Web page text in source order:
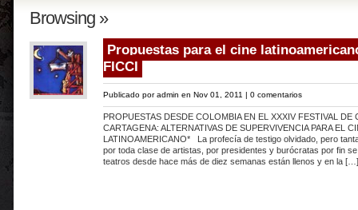
Browsing »
Propuestas para el cine
FICCI
Publicado poradmin en Nov 01, 2011 | 0 comentarios
PROPUESTAS DESDE COLOMBIA EN EL XXXIV FESTIVAL DE
CARTAGENA: ALTERNATIVAS DE SUPERVIVENCIA PARA EL
LATINOAMERICANO* La profecía de testigo olvidado, pero
por toda clase de artistas, por presidentes y burócratas por fin
teatros desde hace más de diez semanas están llenos y en la […]